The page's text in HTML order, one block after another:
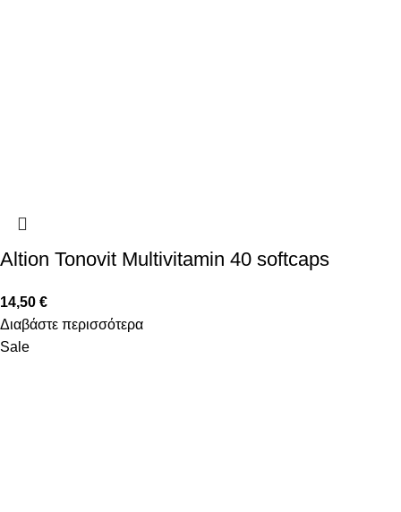
Altion Tonovit Multivitamin 40 softcaps
14,50 €
Διαβάστε περισσότερα
Sale